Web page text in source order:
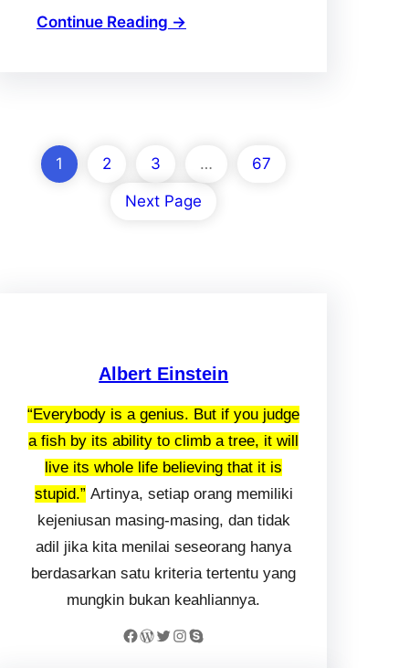
Continue Reading →
1 2 3 … 67
Next Page
Albert Einstein
“Everybody is a genius. But if you judge
a fish by its ability to climb a tree, it will
live its whole life believing that it is
stupid.” Artinya, setiap orang memiliki
kejeniusan masing-masing, dan tidak
adil jika kita menilai seseorang hanya
berdasarkan satu kriteria tertentu yang
mungkin bukan keahliannya.